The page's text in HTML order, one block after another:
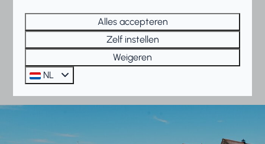
strand en het IJsselmeer!
Ontdek de omgeving
Alles accepteren
Zelf instellen
Weigeren
NL